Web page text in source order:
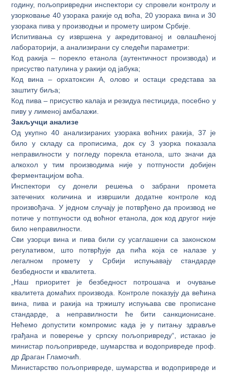
годину, пољопривредни инспектори су спровели контролу и
узорковање 40 узорака ракије од воћа, 20 узорака вина и 30
узорака пива у производњи и промету широм Србије.
Испитивања су извршена у акредитованој и овлашћеној
лабораторији, а анализирани су следећи параметри:
Код ракија – порекло етанола (аутентичност производа) и
присуство патулина у ракији од јабука;
Код вина – орхатоксин А, олово и остаци средстава за
заштиту биља;
Код пива – присуство калаја и резидуа пестицида, посебно у
пиву у лименој амбалажи.
Закључци анализе
Од укупно 40 анализираних узорака воћних ракија, 37 је
било у складу са прописима, док су 3 узорка показала
неправилности у погледу порекла етанола, што значи да
алкохол у тим производима није у потпуности добијен
ферментацијом воћа.
Инспектори су донели решења о забрани промета
затечених количина и извршили додатне контроле код
произвођача. У једном случају је потврђено да производ не
потиче у потпуности од воћног етанола, док код другог није
било неправилности.
Сви узорци вина и пива били су усаглашени са законском
регулативом, што потврђује да пића која се налазе у
легалном промету у Србији испуњавају стандарде
безбедности и квалитета.
„Наш приоритет је безбедност потрошача и очување
квалитета домаћих производа. Контроле показују да већина
вина, пива и ракија на тржишту испуњава све прописане
стандарде, а неправилности ће бити санкционисане.
Нећемо допустити компромис када је у питању здравље
грађана и поверење у српску пољопривреду“, истакао је
министар пољопривреде, шумарства и водопривреде проф.
др Драган Гламочић.
Министарство пољопривреде, шумарства и водопривреде и